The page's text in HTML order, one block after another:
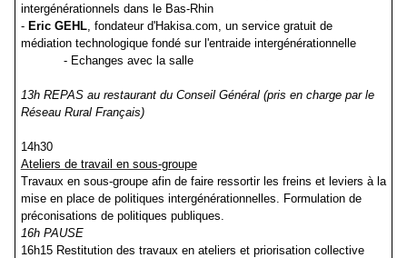
intergénérationnels dans le Bas-Rhin
- Eric GEHL, fondateur d'Hakisa.com, un service gratuit de
médiation technologique fondé sur l'entraide intergénérationnelle
- Echanges avec la salle
13h REPAS au restaurant du Conseil Général (pris en charge par le
Réseau Rural Français)
14h30
Ateliers de travail en sous-groupe
Travaux en sous-groupe afin de faire ressortir les freins et leviers à la
mise en place de politiques intergénérationnelles. Formulation de
préconisations de politiques publiques.
16h PAUSE
16h15 Restitution des travaux en ateliers et priorisation collective